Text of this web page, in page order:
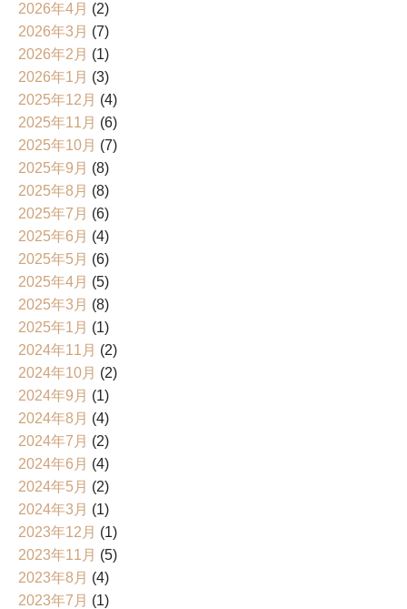
2026年4月 (2)
2026年3月 (7)
2026年2月 (1)
2026年1月 (3)
2025年12月 (4)
2025年11月 (6)
2025年10月 (7)
2025年9月 (8)
2025年8月 (8)
2025年7月 (6)
2025年6月 (4)
2025年5月 (6)
2025年4月 (5)
2025年3月 (8)
2025年1月 (1)
2024年11月 (2)
2024年10月 (2)
2024年9月 (1)
2024年8月 (4)
2024年7月 (2)
2024年6月 (4)
2024年5月 (2)
2024年3月 (1)
2023年12月 (1)
2023年11月 (5)
2023年8月 (4)
2023年7月 (1)